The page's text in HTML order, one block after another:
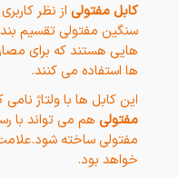
کابل مفتولی از نظر
سنگین مفتولی تقسیم
هایی هستند که برای
ها استفاده می کنند.
این کابل ها با ولتاژ
مفتولی هم می تواند با
خواهد بود.